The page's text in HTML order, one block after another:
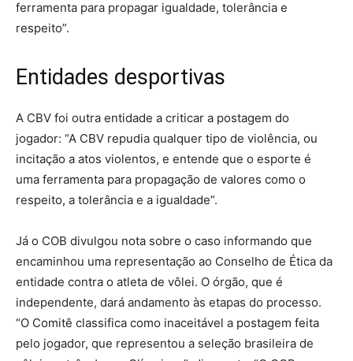
ferramenta para propagar igualdade, tolerância e
respeito”.
Entidades desportivas
A CBV foi outra entidade a criticar a postagem do
jogador: “A CBV repudia qualquer tipo de violência, ou
incitação a atos violentos, e entende que o esporte é
uma ferramenta para propagação de valores como o
respeito, a tolerância e a igualdade”.
Já o COB divulgou nota sobre o caso informando que
encaminhou uma representação ao Conselho de Ética da
entidade contra o atleta de vôlei. O órgão, que é
independente, dará andamento às etapas do processo.
“O Comitê classifica como inaceitável a postagem feita
pelo jogador, que representou a seleção brasileira de